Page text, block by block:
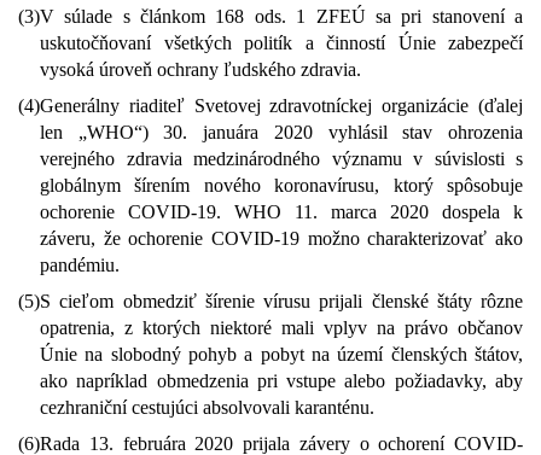
(3)V súlade s článkom 168 ods. 1 ZFEÚ sa pri stanovení a
uskutočňovaní všetkých politík a činností Únie zabezpečí
vysoká úroveň ochrany ľudského zdravia.
(4)Generálny riaditeľ Svetovej zdravotníckej organizácie (ďalej
len „WHO“) 30. januára 2020 vyhlásil stav ohrozenia
verejného zdravia medzinárodného významu v súvislosti s
globálnym šírením nového koronavírusu, ktorý spôsobuje
ochorenie COVID-19. WHO 11. marca 2020 dospela k
záveru, že ochorenie COVID-19 možno charakterizovať ako
pandémiu.
(5)S cieľom obmedziť šírenie vírusu prijali členské štáty rôzne
opatrenia, z ktorých niektoré mali vplyv na právo občanov
Únie na slobodný pohyb a pobyt na území členských štátov,
ako napríklad obmedzenia pri vstupe alebo požiadavky, aby
cezhraniční cestujúci absolvovali karanténu.
(6)Rada 13. februára 2020 prijala závery o ochorení COVID-